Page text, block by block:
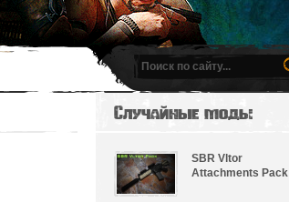
Случайные моды
SBR Vltor
Attachments Pack